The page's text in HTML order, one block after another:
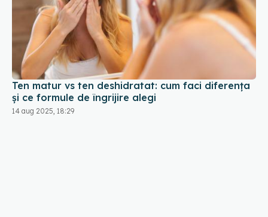
Ten matur vs ten deshidratat: cum faci diferența
și ce formule de îngrijire alegi
14 aug 2025, 18:29